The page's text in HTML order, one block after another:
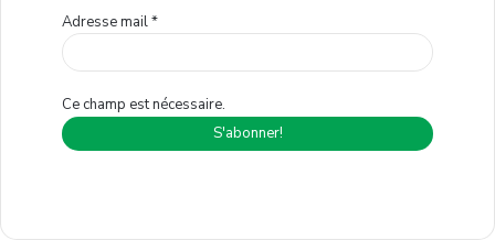
Adresse mail*
Ce champ est nécessaire.